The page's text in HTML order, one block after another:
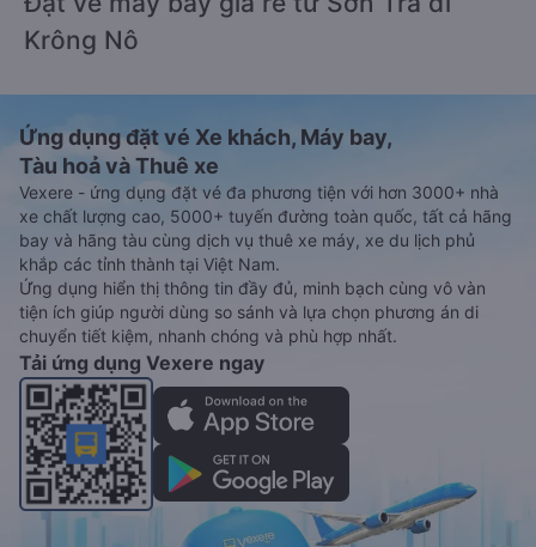
Krông Nô
Ứng dụng đặt vé Xe khách, Máy bay,
Tàu hoả và Thuê xe
Vexere - ứng dụng đặt vé đa phương tiện với hơn 3000+ nhà
xe chất lượng cao, 5000+ tuyến đường toàn quốc, tất cả hãng
bay và hãng tàu cùng dịch vụ thuê xe máy, xe du lịch phủ
khắp các tỉnh thành tại Việt Nam.
Ứng dụng hiển thị thông tin đầy đủ, minh bạch cùng vô vàn
tiện ích giúp người dùng so sánh và lựa chọn phương án di
chuyển tiết kiệm, nhanh chóng và phù hợp nhất.
Tải ứng dụng Vexere ngay